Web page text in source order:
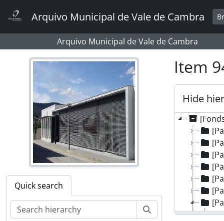
Arquivo Municipal de Vale de Cambra
Arquivo Municipal de Vale de Cambra
Quick search
Search
Item
Hide